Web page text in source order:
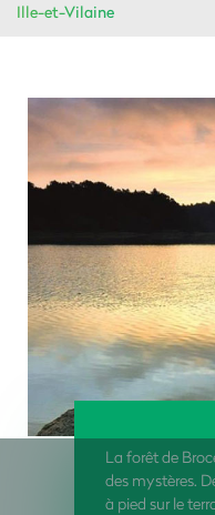
Ille-et-Vilaine
La forêt de
des mystères.
à pied sur le